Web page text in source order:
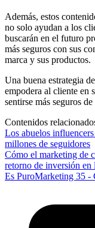
Además, estos
no solo ayudan a los
buscarán en el futuro
más seguros con sus
marca y sus productos.
Una buena estrategia
empodera al cliente en
sentirse más seguros
Contenidos
Los abuelos
millones de seguidores
Cómo el marketing de
retorno de inversión en
Es PuroMarketing 35 -